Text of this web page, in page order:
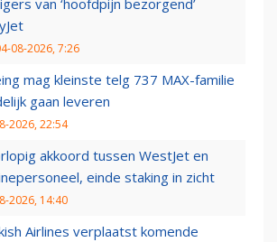
08-2026, 7:26
mag kleinste telg 737 MAX-familie
gaan leveren
2026, 22:54
akkoord tussen WestJet en
einde staking in zicht
2026, 14:40
Airlines verplaatst komende